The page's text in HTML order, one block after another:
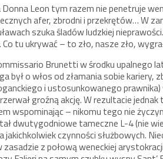
Leon tym razem nie penetruje
afer, zbrodni i przekrętów… W
szuka śladów ludzkiej
Co tu ukrywać – to zło, nasze zło,
Brunetti w środku upalnego
był o włos od złamania sobie
i ustosunkowanego
groźną akcję. W rezultacie
wspominając – nikomu tego nie
dwutygodniowe tameczne L-4 (nie
jakichkolwiek czynności służbowych.
zasadzie z połową weneckiej